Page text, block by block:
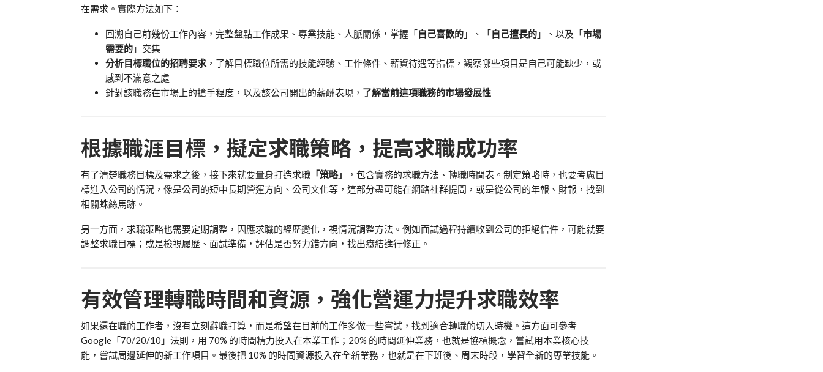
在需求。實際方法如下：
回溯自己前幾份工作內容，完整盤點工作成果、專業技能、人脈關係，掌握「自己喜歡的 」、「自己擅長的 」、以及「市場
需要的 」交集
分析目標職位的招聘要求 ，了解目標職位所需的技能經驗、工作條件、薪資待遇等指標，觀察哪些項目是自己可能缺少，或
感到不滿意之處
針對該職務在市場上的搶手程度，以及該公司開出的薪酬表現， 了解當前這項職務的市場發展性
根據職涯目標，擬定求職策略，提高求職成功率
有了清楚職務目標及需求之後，接下來就要量身打造求職 「策略」
，包含實務的求職方法、轉職時間表。制定策略時，也要考慮目
標進入公司的情況，像是公司的短中長期營運方向、公司文化等，這部分盡可能在網路社群提問，或是從公司的年報、財報，找到
相關蛛絲馬跡。
另一方面，求職策略也需要定期調整，因應求職的經歷變化，視情況調整方法。例如面試過程持續收到公司的拒絕信件，可能就要
調整求職目標；或是檢視履歷、面試準備，評估是否努力錯方向，找出癥結進行修正。
有效管理轉職時間和資源，強化營運力提升求職效率
如果還在職的工作者，沒有立刻辭職打算，而是希望在目前的工作多做一些嘗試，找到適合轉職的切入時機。這方面可參考
Google「70/20/10」法則，用 70% 的時間精力投入在本業工作；20% 的時間延伸業務，也就是協槓概念，嘗試用本業核心技
能，嘗試周邊延伸的新工作項目。最後把 10% 的時間資源投入在全新業務，也就是在下班後、周末時段，學習全新的專業技能。